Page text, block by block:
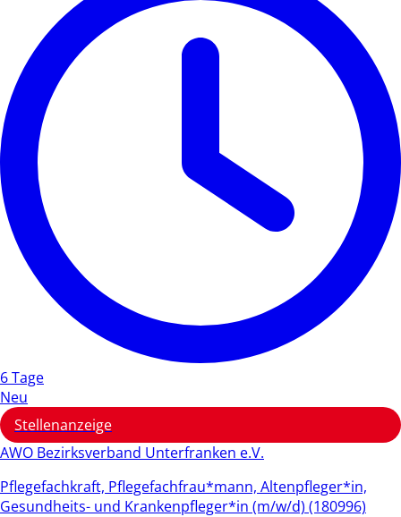
6 Tage
Neu
Stellenanzeige
AWO Bezirksverband Unterfranken e.V.
Pflegefachkraft, Pflegefachfrau*mann, Altenpfleger*in,
Gesundheits- und Krankenpfleger*in (m/w/d) (180996)